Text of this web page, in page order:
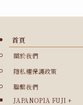
首頁
關於我們
隱私權保護政策
聯繫我們
JAPANOPIA FUJI +